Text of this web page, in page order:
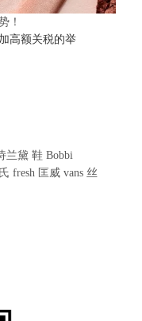
！
高额关税的举
兰黛 鞋 Bobbi
fresh 匡威 vans 丝